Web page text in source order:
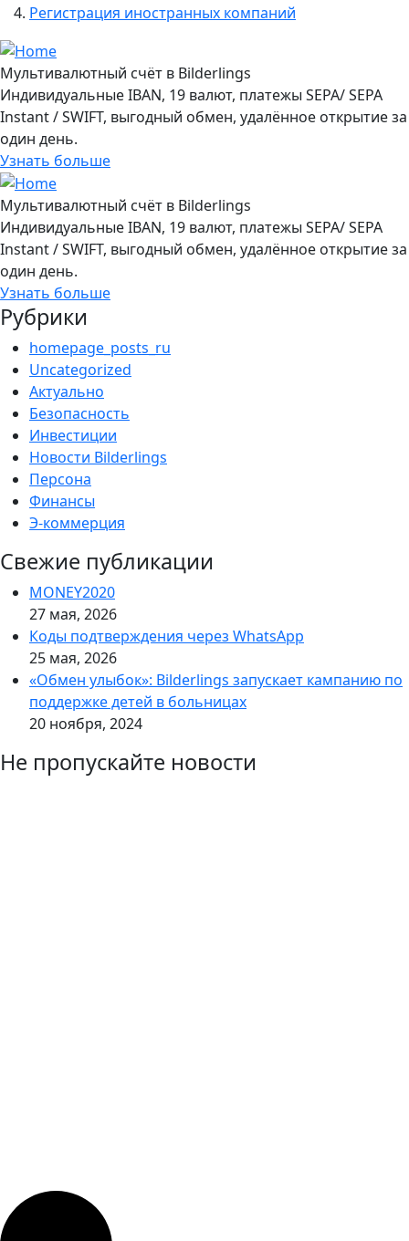
Регистрация иностранных компаний
Мультивалютный счёт в Bilderlings
Индивидуальные IBAN, 19 валют, платежы SEPA/ SEPA
Instant / SWIFT, выгодный обмен, удалённое открытие за
один день.
Узнать больше
Мультивалютный счёт в Bilderlings
Индивидуальные IBAN, 19 валют, платежы SEPA/ SEPA
Instant / SWIFT, выгодный обмен, удалённое открытие за
один день.
Узнать больше
Рубрики
homepage_posts_ru
Uncategorized
Актуально
Безопасность
Инвестиции
Новости Bilderlings
Персона
Финансы
Э-коммерция
Свежие публикации
MONEY2020
27 мая, 2026
Коды подтверждения через WhatsApp
25 мая, 2026
«Обмен улыбок»: Bilderlings запускает кампанию по
поддержке детей в больницах
20 ноября, 2024
Не пропускайте новости